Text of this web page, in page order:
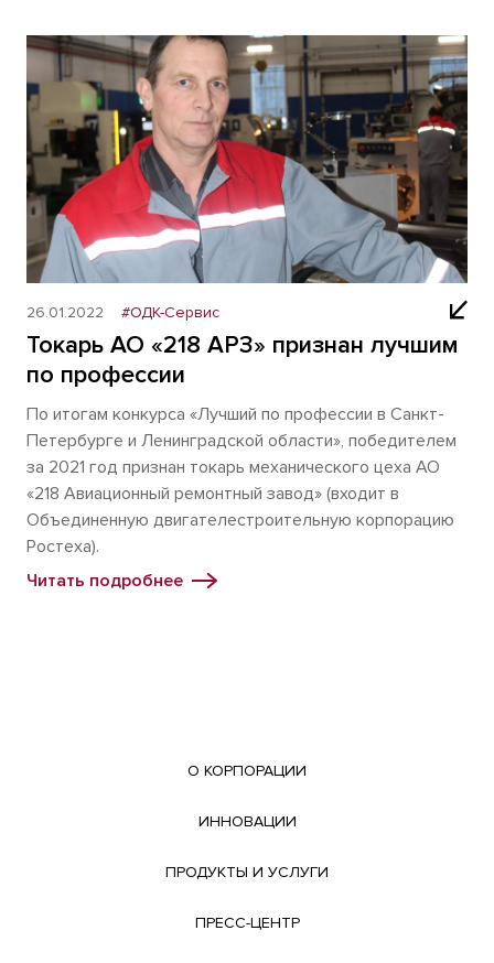
26.01.2022 #ОДК-Сервис
Токарь АО «218 АРЗ» признан лучшим
по профессии
По итогам конкурса «Лучший по профессии в Санкт-
Петербурге и Ленинградской области», победителем
за 2021 год признан токарь механического цеха АО
«218 Авиационный ремонтный завод» (входит в
Объединенную двигателестроительную корпорацию
Ростеха).
Читать подробнее
О КОРПОРАЦИИ
ИННОВАЦИИ
ПРОДУКТЫ И УСЛУГИ
ПРЕСС-ЦЕНТР